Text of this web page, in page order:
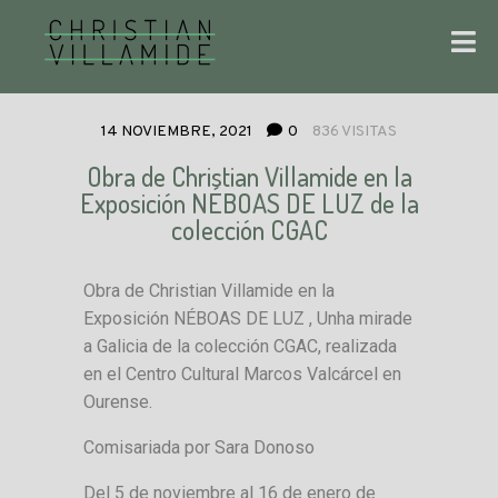
14 NOVIEMBRE, 2021 0 836 VISITAS
Obra de Christian Villamide en la
Exposición NÉBOAS DE LUZ de la
colección CGAC
Obra de Christian Villamide en la
Exposición NÉBOAS DE LUZ , Unha mirade
a Galicia de la colección CGAC, realizada
en el Centro Cultural Marcos Valcárcel en
Ourense.
Comisariada por Sara Donoso
Del 5 de noviembre al 16 de enero de